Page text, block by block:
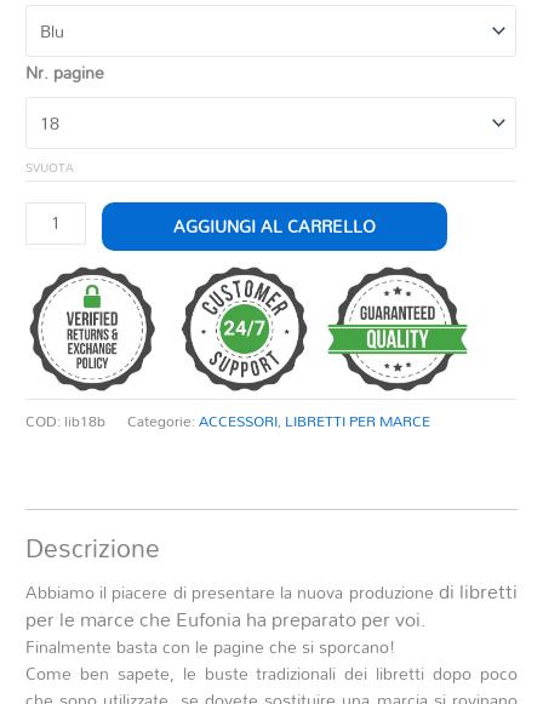
Nr. pagine
SVUOTA
LIBRETTO
PER
MARCE
quantità
AGGIUNGI AL CARRELLO
COD: lib18b Categorie:ACCESSORI, LIBRETTI PER MARCE
Descrizione
Abbiamo il piacere di presentare la nuova produzionedi libretti
per le marce che Eufonia ha preparato per voi.
Finalmente basta con le pagine che si sporcano!
Come ben sapete, le buste tradizionali dei libretti dopo poco